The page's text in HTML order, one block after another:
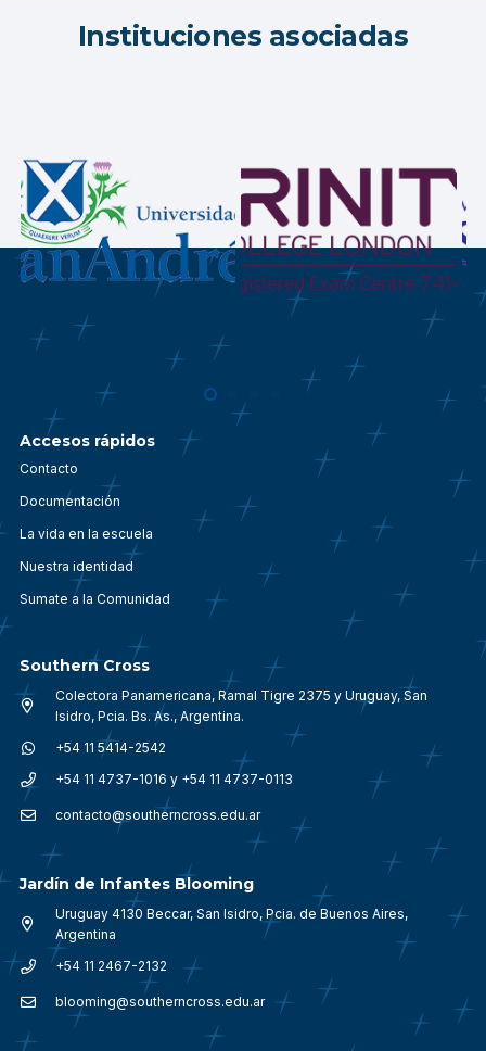
Instituciones asociadas
Accesos rápidos
Contacto
Documentación
La vida en la escuela
Nuestra identidad
Sumate a la Comunidad
Southern Cross
Colectora Panamericana, Ramal Tigre 2375 y Uruguay, San
Isidro, Pcia. Bs. As., Argentina.
+54 11 5414-2542
+54 11 4737-1016 y +54 11 4737-0113
contacto@southerncross.edu.ar
Jardín de Infantes Blooming
Uruguay 4130 Beccar, San Isidro, Pcia. de Buenos Aires,
Argentina
+54 11 2467-2132
blooming@southerncross.edu.ar